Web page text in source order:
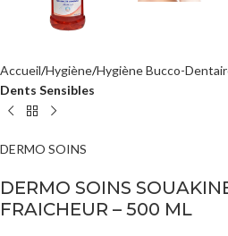
Accueil Hygiène Hygiène Bucco-
Dents Sensibles
DERMO SOINS
DERMO SOINS
FRAICHEUR – 500 ML